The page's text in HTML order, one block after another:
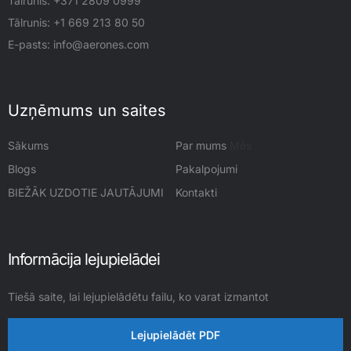
Tālrunis: +1 669 213 80 50
E-pasts: info@aerones.com
Uzņēmums un saites
Sākums Par mums
Blogs
Pakalpojumi
BIEŽĀK UZDOTIE JAUTĀJUMI
Kontakti
Informācija lejupielādei
Tiešā saite, lai lejupielādētu failu, ko varat izmantot
Lejupielādēt PDF